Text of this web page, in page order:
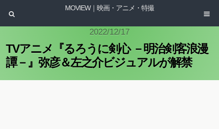
MOVIEW｜映画・アニメ・特撮
2022/12/17
TVアニメ『るろうに剣心 －明治剣客浪漫
譚－』弥彦＆左之介ビジュアルが解禁